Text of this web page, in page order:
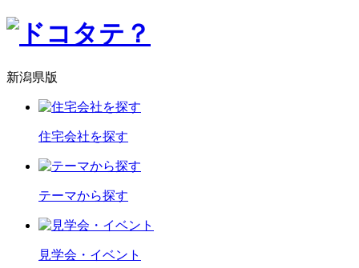
新潟県版
住宅会社を探す
テーマから探す
見学会・イベント